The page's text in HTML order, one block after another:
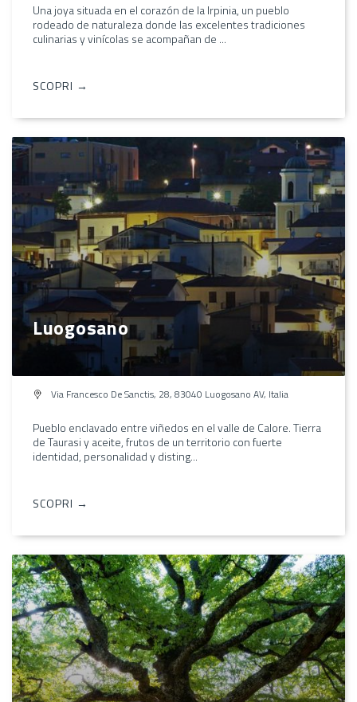
Una joya situada en el corazón de la Irpinia, un pueblo
rodeado de naturaleza donde las excelentes tradiciones
culinarias y vinícolas se acompañan de ...
SCOPRI →
Luogosano
Via Francesco De Sanctis, 28, 83040 Luogosano AV, Italia
Pueblo enclavado entre viñedos en el valle de Calore. Tierra
de Taurasi y aceite, frutos de un territorio con fuerte
identidad, personalidad y disting...
SCOPRI →